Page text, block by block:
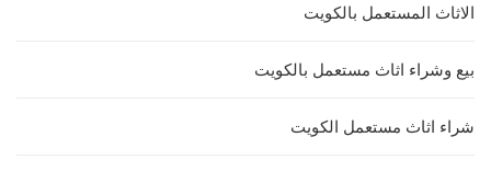
الاثاث المستعمل بالكويت
بيع وشراء اثاث مستعمل بالكويت
شراء اثاث مستعمل الكويت